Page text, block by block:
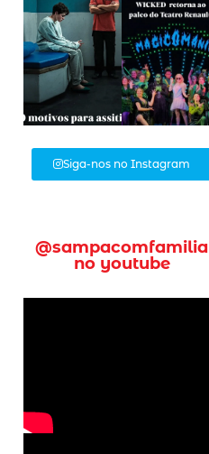
Siga-nos no Instagram
@sampacomfamilia
no youtube